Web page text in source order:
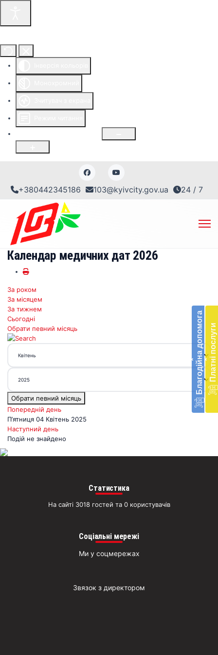
+380442345186 103@kyivcity.gov.ua 24 / 7
‹ Благодійна допомогав
‹ Платні послуги
Календар медичних дат 2026
За роком
За місяцем
За тижнем
Сьогодні
Обрати певний місяць
Обрати певний місяць
Попередній день
П’ятниця 04 Квітень 2025
Наступний день
Подій не знайдено
Статистика
На сайті 3018 гостей та 0 користувачів
Соціальні мережі
Ми у соцмережах
Звязок з директором